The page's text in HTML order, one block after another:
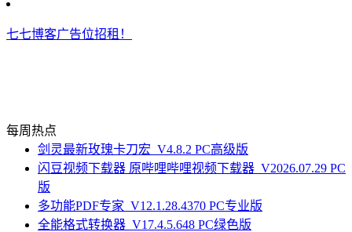
七七博客广告位招租！
每周热点
剑灵最新玫瑰卡刀宏_V4.8.2 PC高级版
闪豆视频下载器 原哔哩哔哩视频下载器_V2026.07.29 PC
版
多功能PDF专家_V12.1.28.4370 PC专业版
全能格式转换器_V17.4.5.648 PC绿色版